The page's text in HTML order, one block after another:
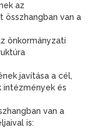
az
összhangban van a
önkormányzati
javítása a cél,
és
van a
is: